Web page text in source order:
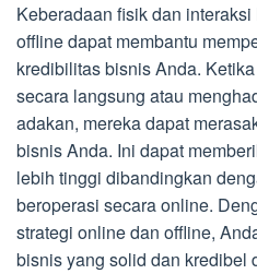
Keberadaan fisik dan
offline dapat membantu
kredibilitas bisnis Anda.
secara langsung atau
adakan, mereka dapat
bisnis Anda. Ini dapat
lebih tinggi dibandingkan
beroperasi secara online.
strategi online dan offline,
bisnis yang solid dan kredibel